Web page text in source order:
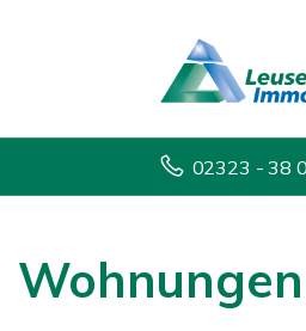
02323 - 38